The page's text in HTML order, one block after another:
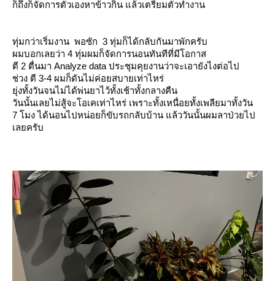
ก็ถึงก็จัดการตัวเองหาข้าวกิน แล้วเตรียมตัวทำงาน
ทุ่มกว่าเริ่มงาน พอซัก 3 ทุ่มก็ได้กลับกันมาพักครับ
ผมบอกเลยว่า 4 ทุ่มผมก็จัดการนอนทันทีที่มีโอกาส
ตี 2 ตื่นมา Analyze data ประชุมคุยงานว่าจะเอายังไงต่อไป
ช่วง ตี 3-4 ผมก็ดันไม่ค่อยสบายเท่าไหร่
ุ่งทั้งวันจนไม่ได้พ่นยาไว้ทั้งเช้าทั้งกลางคืน
วันนั้นเลยไม่สู้จะโอเคเท่าไหร่ เพราะทั้งเหนื่อยทั้งเพลียมาทั้งวัน
7 โมง ได้นอนไปหน่อยก็ขับรถกลับบ้าน แล้ววันนั้นผมลาป่วยไป
เลยครับ